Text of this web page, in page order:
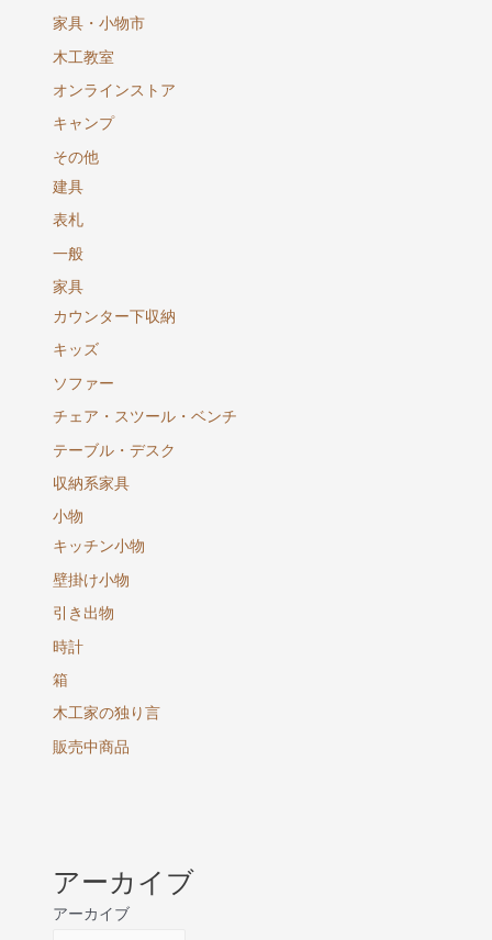
家具・小物市
木工教室
オンラインストア
キャンプ
その他
建具
表札
一般
家具
カウンター下収納
キッズ
ソファー
チェア・スツール・ベンチ
テーブル・デスク
収納系家具
小物
キッチン小物
壁掛け小物
引き出物
時計
箱
木工家の独り言
販売中商品
アーカイブ
アーカイブ